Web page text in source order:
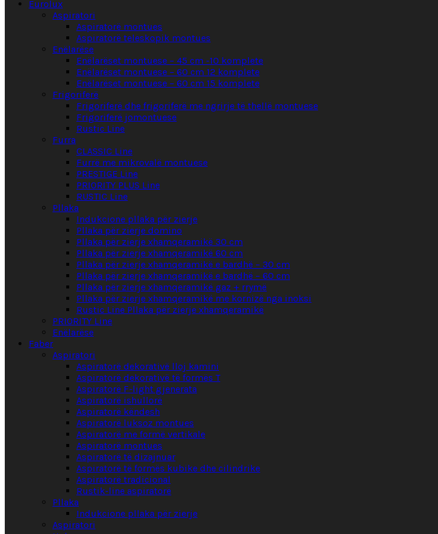
Eurolux
Aspiratori
Aspiratorë montues
Aspiratorë teleskopik montues
Enëlarëse
Enëlarëset montuese – 45 cm -10 komplete
Enëlarëset montuese – 60 cm 12 komplete
Enëlarëset montuese – 60 cm 15 komplete
Frigoriferë
Frigoriferë dhe frigoriferë me ngrirje të thellë montuese
Frigoriferë jomontuese
Rustic Line
Furra
CLASSIC Line
Furrë me mikrovalë montuese
PRESTIGE Line
PRIORITY PLUS Line
RUSTIC Line
Pllaka
Indukcione pllaka për zierje
Pllaka për zierje domino
Pllaka për zierje xhamqeramikë 30 cm
Pllaka për zierje xhamqeramikë 60 cm
Pllaka për zierje xhamqeramikë e bardhë – 30 cm
Pllaka për zierje xhamqeramikë e bardhë – 60 cm
Pllaka për zierje xhamqeramikë gaz + rrymë
Pllaka për zierje xhamqeramikë me kornizë nga inoksi
Rustic Line Pllaka për zierje xhamqeramikë
PRIORITY Line
Enëlarëse
Faber
Aspiratori
Aspiratorë dekorativë lloj kamini
Aspiratorë dekorativë të formës T
Aspiratorë F-light gjenerata
Aspiratorë ishullorë
Aspiratorë këndesh
Aspiratorë luksoz montues
Aspiratorë me formë vertikale
Aspiratorë montues
Aspiratorë të dizajnuar
Aspiratorë të formës kubike dhe cilindrike
Aspiratorë tradicional
Rustik-line aspiratorë
Pllaka
Indukcione pllaka për zierje
Aspiratori